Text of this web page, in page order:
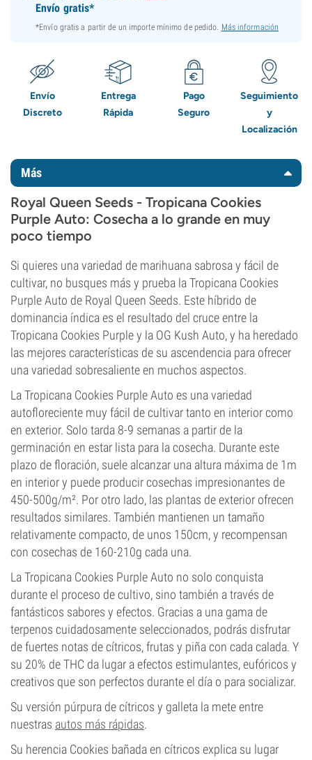
Envío gratis*
*Envío gratis a partir de un importe mínimo de pedido. Más información
Envío
Discreto
Entrega
Rápida
Pago
Seguro
Seguimiento
y
Localización
Más
Royal Queen Seeds - Tropicana Cookies
Purple Auto: Cosecha a lo grande en muy
poco tiempo
Si quieres una variedad de marihuana sabrosa y fácil de
cultivar, no busques más y prueba la Tropicana Cookies
Purple Auto de Royal Queen Seeds. Este híbrido de
dominancia índica es el resultado del cruce entre la
Tropicana Cookies Purple y la OG Kush Auto, y ha heredado
las mejores características de su ascendencia para ofrecer
una variedad sobresaliente en muchos aspectos.
La Tropicana Cookies Purple Auto es una variedad
autofloreciente muy fácil de cultivar tanto en interior como
en exterior. Solo tarda 8-9 semanas a partir de la
germinación en estar lista para la cosecha. Durante este
plazo de floración, suele alcanzar una altura máxima de 1m
en interior y puede producir cosechas impresionantes de
450-500g/m². Por otro lado, las plantas de exterior ofrecen
resultados similares. También mantienen un tamaño
relativamente compacto, de unos 150cm, y recompensan
con cosechas de 160-210g cada una.
La Tropicana Cookies Purple Auto no solo conquista
durante el proceso de cultivo, sino también a través de
fantásticos sabores y efectos. Gracias a una gama de
terpenos cuidadosamente seleccionados, podrás disfrutar
de fuertes notas de cítricos, frutas y piña con cada calada. Y
su 20% de THC da lugar a efectos estimulantes, eufóricos y
creativos que son perfectos durante el día o para socializar.
Su versión púrpura de cítricos y galleta la mete entre
nuestras autos más rápidas.
Su herencia Cookies bañada en cítricos explica su lugar